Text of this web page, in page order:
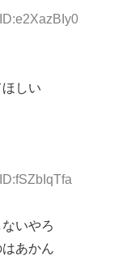
しい
いやろ
あかん